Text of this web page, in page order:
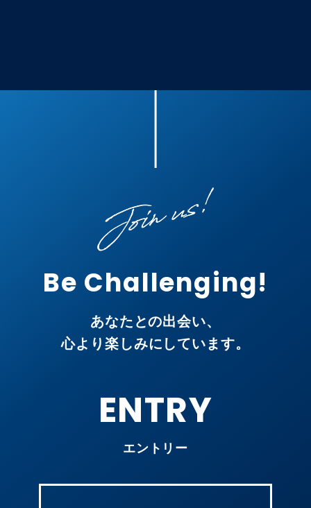
Be Challenging!
あなたとの出会い、
心より楽しみにしています。
ENTRY
エントリー